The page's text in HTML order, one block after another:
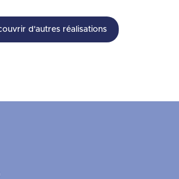
d'autres réalisations